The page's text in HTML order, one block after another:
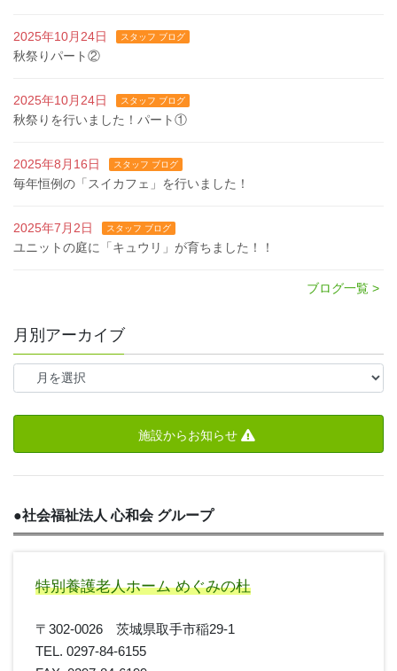
2025年10月24日 スタッフ ブログ
秋祭りパート②
2025年10月24日 スタッフ ブログ
秋祭りを行いました！パート①
2025年8月16日 スタッフ ブログ
毎年恒例の「スイカフェ」を行いました！
2025年7月2日 スタッフ ブログ
ユニットの庭に「キュウリ」が育ちました！！
ブログ一覧 >
月別アーカイブ
施設からお知らせ
●社会福祉法人 心和会 グループ
特別養護老人ホーム めぐみの杜
〒302-0026 茨城県取手市稲29-1
TEL. 0297-84-6155